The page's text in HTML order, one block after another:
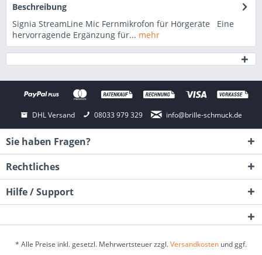
Beschreibung
Signia StreamLine Mic Fernmikrofon für Hörgeräte Eine
hervorragende Ergänzung für... mehr
DHL Versand 08033 979 329 info@brille-schmuck.de
Sie haben Fragen?
Rechtliches
Hilfe / Support
* Alle Preise inkl. gesetzl. Mehrwertsteuer zzgl.Versandkosten und ggf.